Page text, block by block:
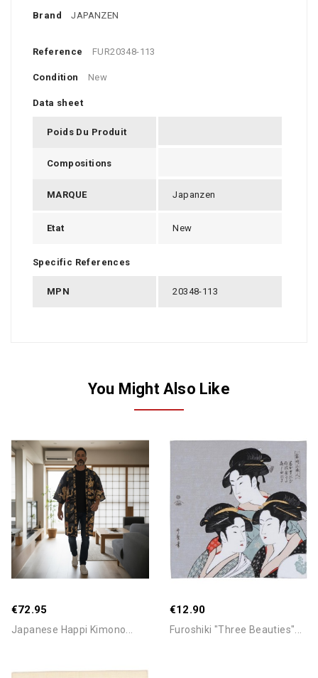
Brand JAPANZEN
Reference FUR20348-113
Condition New
Data sheet
Poids Du Produit
Compositions
MARQUE Japanzen
Etat New
Specific References
MPN 20348-113
You Might Also Like
€72.95
Japanese Happi Kimono...
€12.90
Furoshiki "Three Beauties"...